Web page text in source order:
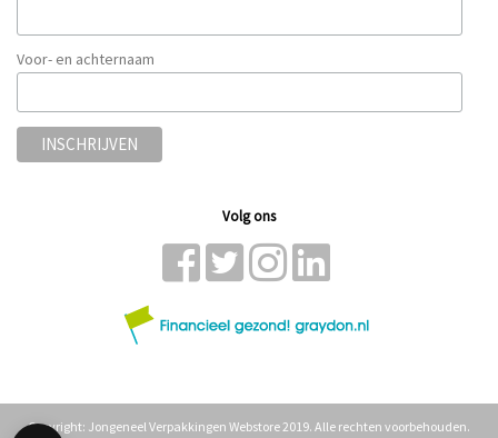
Voor- en achternaam
Volg ons
Copyright: Jongeneel Verpakkingen Webstore 2019. Alle rechten voorbehouden.